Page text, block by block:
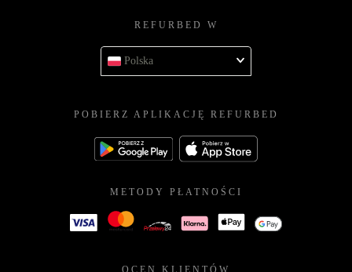
REFURBED W
Polska
POBIERZ APLIKACJĘ REFURBED
METODY PŁATNOŚCI
OCEN KLIENTÓW